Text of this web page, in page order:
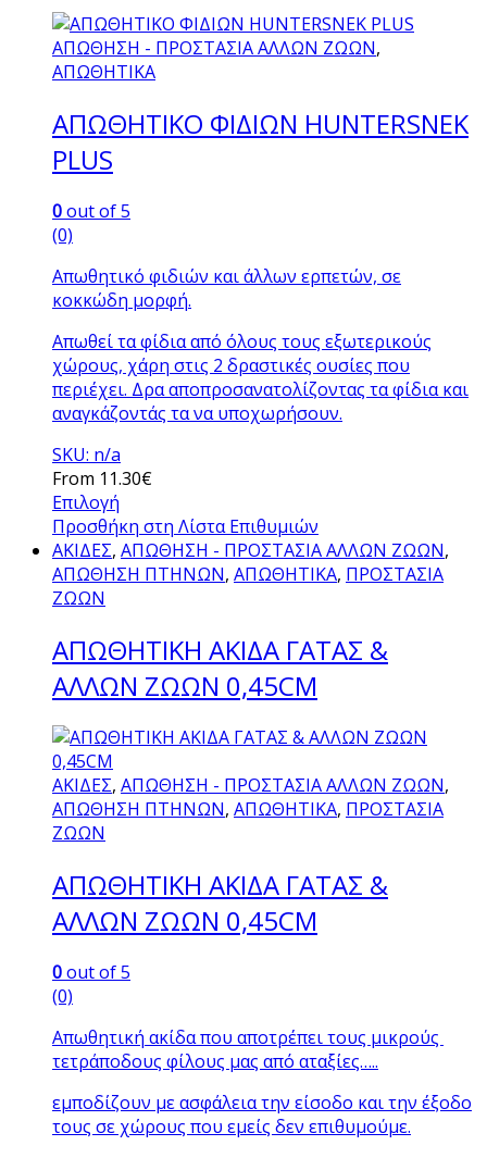
ΑΠΩΘΗΣΗ - ΠΡΟΣΤΑΣΙΑ ΑΛΛΩΝ ΖΩΩΝ,
ΑΠΩΘΗΤΙΚΑ
ΑΠΩΘΗΤΙΚΟ ΦΙΔΙΩΝ HUNTERSNEK
PLUS
0out of 5
(0)
Απωθητικό φιδιών και άλλων ερπετών, σε
κοκκώδη μορφή.
Απωθεί τα φίδια από όλους τους εξωτερικούς
χώρους, χάρη στις 2 δραστικές ουσίες που
περιέχει. Δρα αποπροσανατολίζοντας τα φίδια και
αναγκάζοντάς τα να υποχωρήσουν.
SKU: n/a
From 11.30€
Επιλογή
Αυτό
το
προϊόν
έχει
παραλλαγές.
Οι
επιλογές
να
επιλεγούν
στη
σελίδα
του
Προσθήκη στη Λίστα Επιθυμιών
ΑΚΙΔΕΣ, ΑΠΩΘΗΣΗ - ΠΡΟΣΤΑΣΙΑ ΑΛΛΩΝ ΖΩΩΝ,
ΑΠΩΘΗΣΗ ΠΤΗΝΩΝ, ΑΠΩΘΗΤΙΚΑ, ΠΡΟΣΤΑΣΙΑ
ΖΩΩΝ
ΑΠΩΘΗΤΙΚΗ ΑΚΙΔΑ ΓΑΤΑΣ &
AΛΛΩΝ ΖΩΩΝ 0,45CM
ΑΚΙΔΕΣ, ΑΠΩΘΗΣΗ - ΠΡΟΣΤΑΣΙΑ ΑΛΛΩΝ ΖΩΩΝ,
ΑΠΩΘΗΣΗ ΠΤΗΝΩΝ, ΑΠΩΘΗΤΙΚΑ, ΠΡΟΣΤΑΣΙΑ
ΖΩΩΝ
ΑΠΩΘΗΤΙΚΗ ΑΚΙΔΑ ΓΑΤΑΣ &
AΛΛΩΝ ΖΩΩΝ 0,45CM
0out of 5
(0)
Απωθητική ακίδα που αποτρέπει τους μικρούς
τετράποδους φίλους μας από αταξίες…..
εμποδίζουν με ασφάλεια την είσοδο και την έξοδο
τους σε χώρους που εμείς δεν επιθυμούμε.